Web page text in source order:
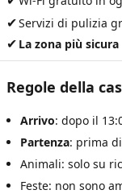
✔Servizi di pulizia
✔ La zona più
Regole della
Arrivo: dopo il
Partenza: prima
Animali: solo su
Feste: non sono